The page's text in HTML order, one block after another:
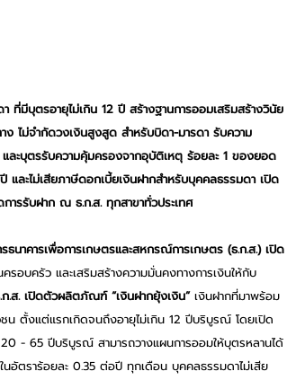
ที่มีบุตรอายุไม่เกิน 12 ปี สร้างฐานการออมเสริมสร้างวินัย
ไม่จำกัดวงเงินสูงสูด สำหรับบิดา-มารดา รับความ
ะบุตรรับความคุ้มครองจากอุบัติเหตุ ร้อยละ 1 ของยอด
ละไม่เสียภาษีดอกเบี้ยเงินฝากสำหรับบุคคลธรรมดา เปิด
รรับฝาก ณ ธ.ก.ส. ทุกสาขาทั่วประเทศ
นาคารเพื่อการเกษตรและสหกรณ์การเกษตร (ธ.ก.ส.) เปิด
รอบครัว และเสริมสร้างความมั่นคงทางการเงินให้กับ
ก.ส. เปิดตัวผลิตภัณฑ์ “เงินฝากยุ้งเงิน” เงินฝากที่มาพร้อม
น ตั้งแต่แรกเกิดจนถึงอายุไม่เกิน 12 ปีบริบูรณ์ โดยเปิด
- 65 ปีบริบูรณ์ สามารถวางแผนการออมให้บุตรหลานได้
อัตราร้อยละ 0.35 ต่อปี ทุกเดือน บุคคลธรรมดาไม่เสีย